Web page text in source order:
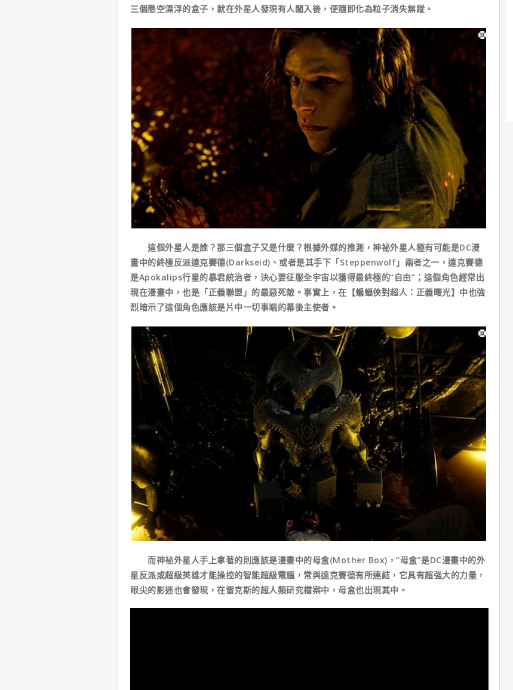
三個懸空漂浮的盒子，就在外星人發現有人闖入後，便隨即化為粒子消失無蹤。
這個外星人是誰？那三個盒子又是什麼？根據外媒的推測，神祕外星人極有可能是DC漫
畫中的終極反派達克賽德(Darkseid)、或者是其手下「Steppenwolf」兩者之一，達克賽德
是Apokalips行星的暴君統治者，決心要征服全宇宙以獲得最終極的“自由”；這個角色經常出
現在漫畫中，也是「正義聯盟」的最惡死敵。事實上，在【蝙蝠俠對超人：正義曙光】中也強
烈暗示了這個角色應該是片中一切事端的幕後主使者。
而神祕外星人手上拿著的則應該是漫畫中的母盒(Mother Box)，“母盒”是DC漫畫中的外
星反派或超級英雄才能操控的智能超級電腦，常與達克賽德有所連結，它具有超強大的力量，
眼尖的影迷也會發現，在雷克斯的超人類研究檔案中，母盒也出現其中。